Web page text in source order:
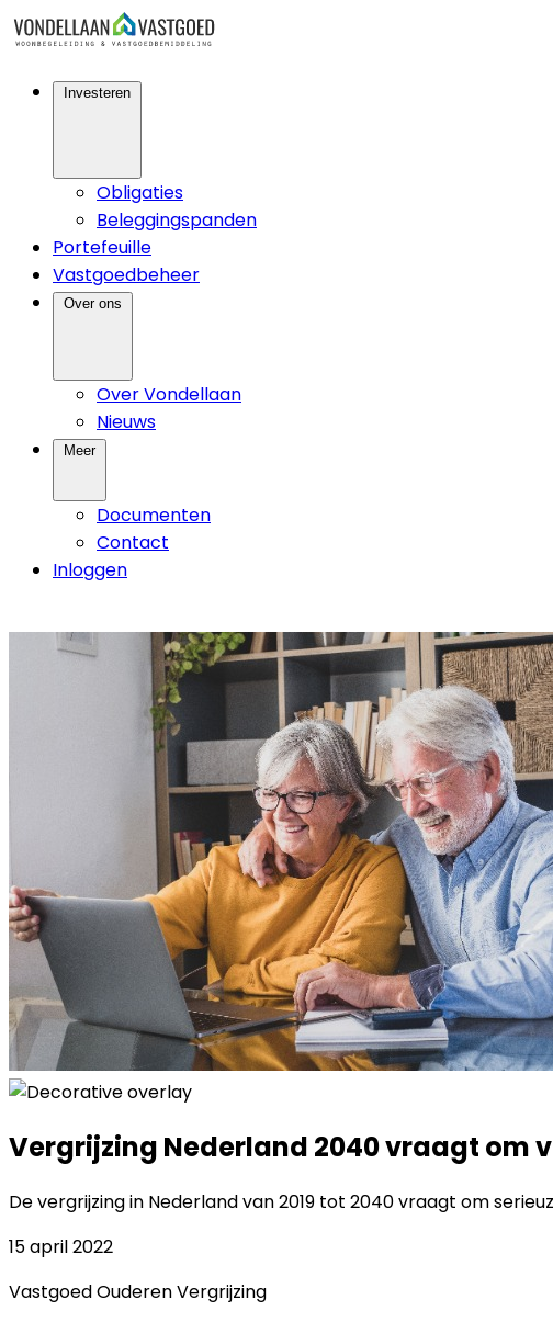
Obligaties
Beleggingspanden
Portefeuille
Vastgoedbeheer
Over Vondellaan
Nieuws
Meer
Documenten
Contact
Inloggen
Vergrijzing Nederland 2040 vraagt om
De vergrijzing in Nederland van 2019 tot 2040 vraagt om
15 april 2022
VastgoedOuderenVergrijzing